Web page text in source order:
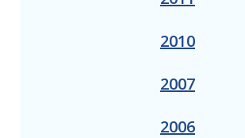
2010
2007
2006